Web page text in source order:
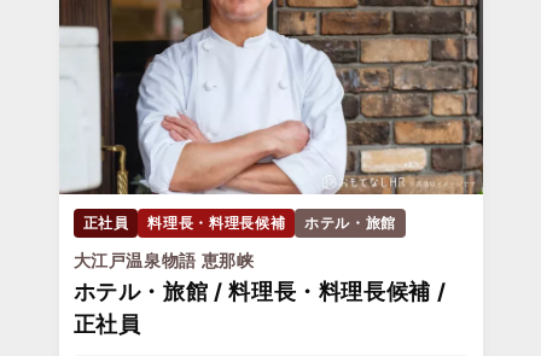
正社員 料理長・料理長候補 ホテル・旅館
大江戸温泉物語 恵那峡
ホテル・旅館 / 料理長・料理長候補 /
正社員